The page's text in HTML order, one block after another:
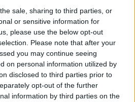
sale, sharing to third parties, or
or sensitive information for
please use the below opt-out
Please note that after your
you may continue seeing
on personal information utilized by
disclosed to third parties prior to
opt-out of the further
information by third parties on the
κάθαρση»
Βενζινάδικο έκανε
μέχρι το ταμείο